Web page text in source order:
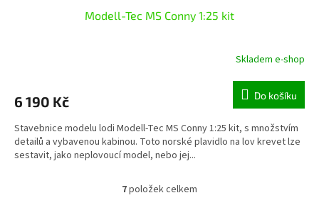
Modell-Tec MS Conny 1:25 kit
Skladem e-shop
6 190 Kč Do košíku
Stavebnice modelu lodi Modell-Tec MS Conny 1:25 kit, s množstvím
detailů a vybavenou kabinou. Toto norské plavidlo na lov krevet lze
sestavit, jako neplovoucí model, nebo jej...
O
7položek celkem